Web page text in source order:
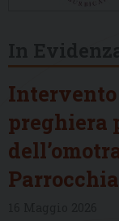
preghiera